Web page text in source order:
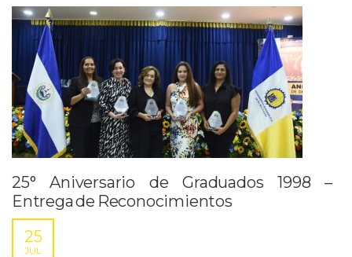
25° Aniversario de Graduados 1998 –
Entrega de Reconocimientos
25
JUL